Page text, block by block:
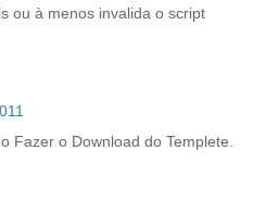
ou à menos invalida o script
Fazer o Download do Templete.